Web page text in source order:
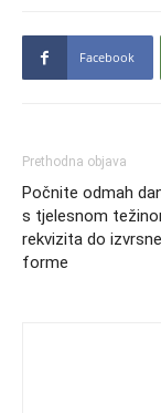
Facebook
Prethodna objava
Počnite odmah
s tjelesnom
rekvizita do
forme